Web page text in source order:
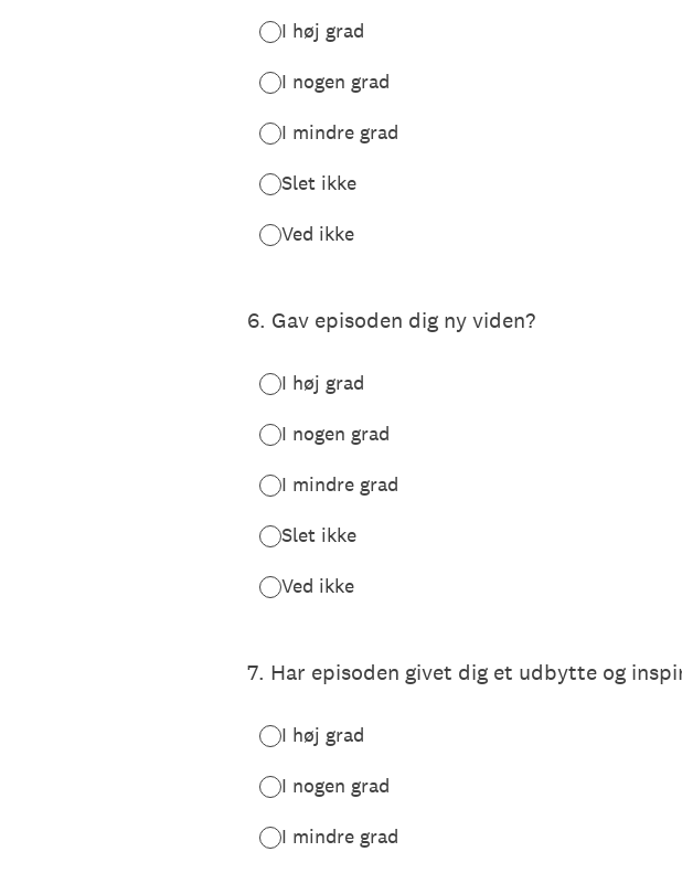
I høj grad
I nogen grad
I mindre grad
Slet ikke
Ved ikke
6. Gav episoden dig ny viden?
I høj grad
I nogen grad
I mindre grad
Slet ikke
Ved ikke
7. Har episoden givet dig et udbytte og
I høj grad
I nogen grad
I mindre grad